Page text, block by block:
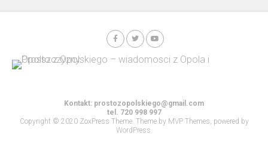
Kontakt: prostozopolskiego@gmail.com
tel. 720 998 997
Copyright © 2020 ZoxPress Theme. Theme by MVP Themes, powered by
WordPress.